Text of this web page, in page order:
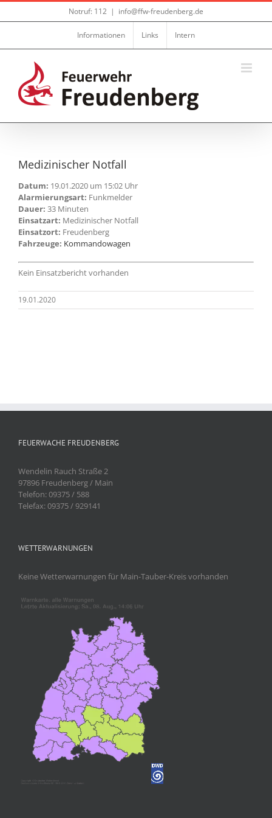
Zum
Notruf: 112 | info@ffw-freudenberg.de
Informationen Links Intern
Medizinischer Notfall
Datum: 19.01.2020 um 15:02 Uhr
Alarmierungsart: Funkmelder
Dauer: 33 Minuten
Einsatzart: Medizinischer Notfall
Einsatzort: Freudenberg
Fahrzeuge: Kommandowagen
Kein Einsatzbericht vorhanden
19.01.2020
FEUERWACHE FREUDENBERG
Wendelin Rauch Straße 2
97896 Freudenberg / Main
Telefon: 09375 / 588
Telefax: 09375 / 929141
WETTERWARNUNGEN
Keine Wetterwarnungen für Main-Tauber-Kreis vorhanden